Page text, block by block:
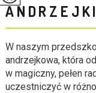
ANDRZEJKI
W naszym
andrzejkowa, która
w magiczny, pełen
uczestniczyć w